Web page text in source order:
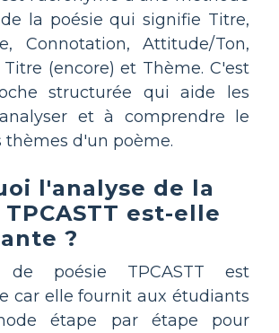
la poésie qui signifie Titre,
Connotation, Attitude/Ton,
Titre (encore) et Thème. C'est
structurée qui aide les
et à comprendre le
thèmes d'un poème.
l'analyse de la
est-elle
?
de poésie TPCASTT est
car elle fournit aux étudiants
étape par étape pour